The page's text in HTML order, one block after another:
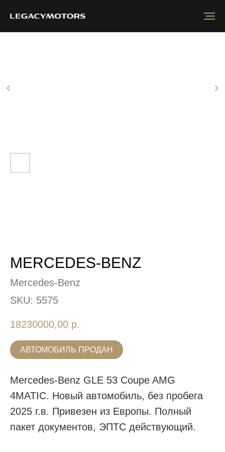
MERCEDES-BENZ
Mercedes-Benz
SKU: 5575
18230000,00 р.
АВТОМОБИЛЬ ПРОДАН
Mercedes-Benz GLE 53 Coupe AMG
4MATIC. Новый автомобиль, без пробега
2025 г.в. Привезен из Европы. Полный
пакет документов, ЭПТС действующий.